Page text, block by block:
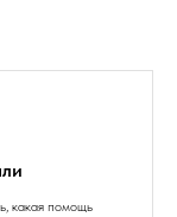
какая помощь